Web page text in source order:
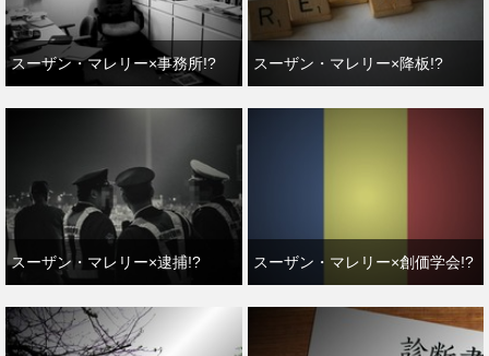
スーザン・マレリー×事務所!? スーザン・マレリー×降板!?
スーザン・マレリー×逮捕!? スーザン・マレリー×創価学会!?